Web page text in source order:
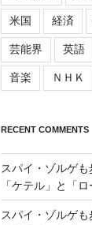
米国 経済
芸能界 英語
音楽 ＮＨＫ
RECENT COMMENTS
スパイ・ゾルゲ
「ケテル」と「ロ
スパイ・ゾルゲ